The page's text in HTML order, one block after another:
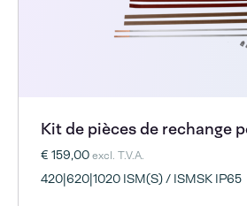
Kit de pièces de rechange
€ 159,00excl. T.V.A.
420|620|1020 ISM(S) / ISMSK IP65